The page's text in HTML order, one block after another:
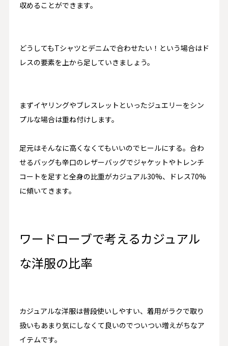
収めることができます。
どうしてもTシャツとデニムで合わせたい！という場合はド
レスの要素を上から足していきましょう。
まずイヤリングやブレスレットといったジュエリーをシン
プルな場合は重ね付けします。
足元はそんなに高くなくてもいいのでヒールにする。合わ
せるバッグも辛口のレザーバッグでジャケットやトレンチ
コートを足すと全身の比重がカジュアル30%、ドレス70%
に傾いてきます。
ワードローブで考えるカジュアル
な洋服の比率
カジュアルな洋服は普段使いしやすい、着用がラクで取り
扱いもあまり気にしなくて良いのでついつい増えがちなア
イテムです。